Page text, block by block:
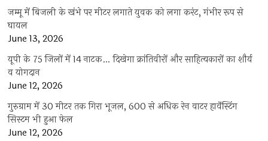
जम्मू में बिजली के खंभे पर मीटर लगाते युवक को लगा करंट, गंभीर रूप से
घायल
June 13, 2026
यूपी के 75 जिलों में 14 नाटक… दिखेगा क्रांतिवीरों और साहित्यकारों का शौर्य
व योगदान
June 12, 2026
गुरुग्राम में 30 मीटर तक गिरा भूजल, 600 से अधिक रेन वाटर हार्वेस्टिंग
सिस्टम भी हुआ फेल
June 12, 2026